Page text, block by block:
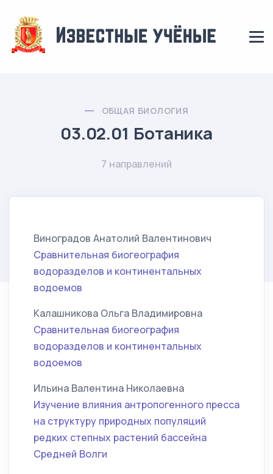
ОБЩАЯ БИОЛОГИЯ
03.02.01 Ботаника
7 направлений
Виноградов Анатолий Валентинович
Сравнительная биогеография
водоразделов и континентальных
водоемов
Калашникова Ольга Владимировна
Сравнительная биогеография
водоразделов и континентальных
водоемов
Ильина Валентина Николаевна
Изучение влияния антропогенного пресса
на структуру природных популяций
редких степных растений бассейна
Средней Волги